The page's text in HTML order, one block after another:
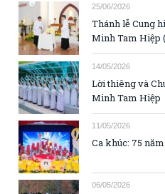
25/06/2026
Thánh lễ Cung
Minh Tam Hiệp
14/05/2026
Lời thiêng và
Minh Tam Hiệp
11/05/2026
Ca khúc: 75
06/05/2026